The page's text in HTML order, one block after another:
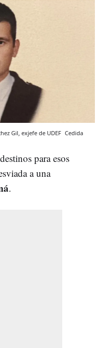
Gil, exjefe de UDEF Cedida
para esos
a una
.